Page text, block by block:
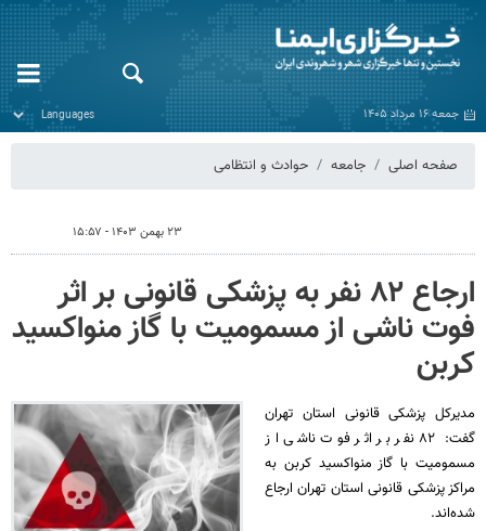
جمعه ۱۶ مرداد ۱۴۰۵
صفحه اصلی جامعه حوادث و انتظامی
۲۳ بهمن ۱۴۰۳ - ۱۵:۵۷
ارجاع ۸۲ نفر به پزشکی قانونی بر اثر
فوت ناشی از مسمومیت با گاز منواکسید
کربن
مدیرکل پزشکی قانونی استان تهران
گفت: ۸۲ نفر بر اثر فوت ناشی از
مسمومیت با گاز منواکسید کربن به
مراکز پزشکی قانونی استان تهران ارجاع
شده‌اند.